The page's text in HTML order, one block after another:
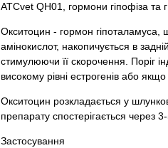
ATCvet QН01, гормони гіпофіза та
Окситоцин - гормон гіпоталамуса,
амінокислот, накопичується в
стимулюючи її скорочення. Поріг
високому рівні естрогенів або
Окситоцин розкладається у
препарату спостерігається через
Застосування